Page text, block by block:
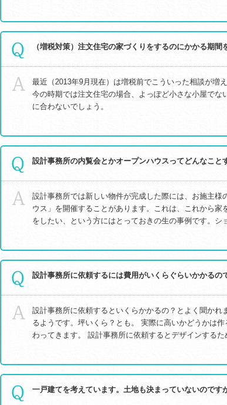
（増税対策）注文住宅の家づくりをするのにかかる期間
最近（2013年9月現在）は増税前でこういった相談が増
今の時期では注文住宅の場合、よっぽど小さな小屋でな
に合わないでしょう。
設計事務所の内覧会とかオープンハウスってどんなこと
設計事務所では新しい物件が完成した際には、お施主様
ウス」を開催することがあります。これは、これから家
をしたい、という方にはとっておきの生の事例です。シ
設計事務所に依頼するには費用がいくらぐらいかかるの
設計事務所に依頼するといくらかかるの？とよく聞かれ
るようです。坪いくら？とも。 実際に高いかどうかは
わってきます。 設計事務所に依頼するとデザインするた
一戸建てを考えています。土地も決まっていないので